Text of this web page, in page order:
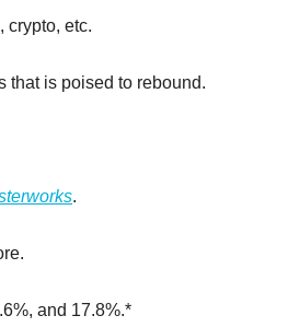
crypto, etc.
that is poised to rebound.
.
and 17.8%.*